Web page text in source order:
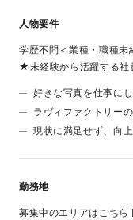
人物要件
学歴不問＜業種・職種未
★未経験から活躍する社
好きな写真を仕事に
ラヴィファクトリー
現状に満足せず、向
勤務地
募集中のエリアはこちら